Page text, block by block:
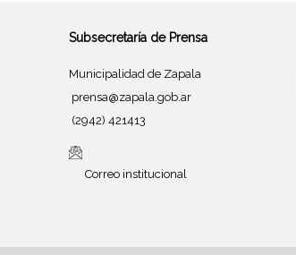
Subsecretaría de Prensa
Municipalidad de Zapala
prensa@zapala.gob.ar
(2942) 421413
Correo institucional